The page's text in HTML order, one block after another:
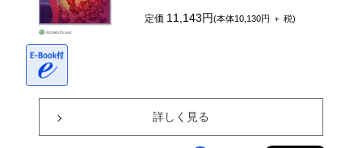
定価 11,143円(本体10,130円 ＋ 税)
詳しく見る